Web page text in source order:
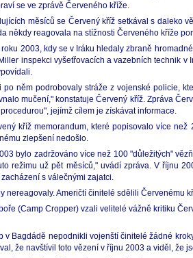
se ve zprávě Červeného kříže.
měsíců se Červený kříž setkával s daleko
někdy reagovala na stížnosti Červeného kříže
2003, kdy se v Iráku hledaly zbraně
inspekci vyšetřovacích a vazebních technik
po něm podrobovaly stráže z vojenské policie,
mučení," konstatuje Červený kříž. Zpráva
jejímž cílem je získávat informace.
kříž memorandum, které popisovalo více
zlepšení nedošlo.
bylo zadržováno více než 100 "důležitých"
režimu už pět měsíců," uvádí zpráva. V říjnu
s válečnými zajatci.
nereagovaly. Američtí činitelé sdělili Červenému
(Camp Cropper) vzali velitelé vážně kritiku
v Bagdádě nepodnikli vojenští činitelé žádné
že navštívil toto vězení v říjnu 2003 a viděl,